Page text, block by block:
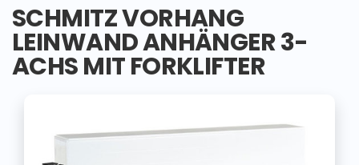
SCHMITZ VORHANG
LEINWAND ANHÄNGER 3-
ACHS MIT FORKLIFTER